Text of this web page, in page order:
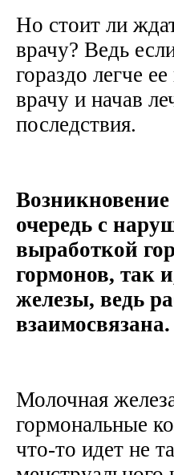
Но стоит ли
врачу? Ведь
гораздо легче
врачу и начав
последствия.
очередь с
выработкой
гормонов, так
железы, ведь
взаимосвязана.
Молочная
гормональные
что-то идет не